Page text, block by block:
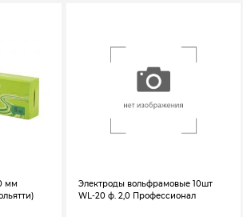
мм
Электроды вольфрамовые 10шт
WL-20 ф. 2,0 Профессионал